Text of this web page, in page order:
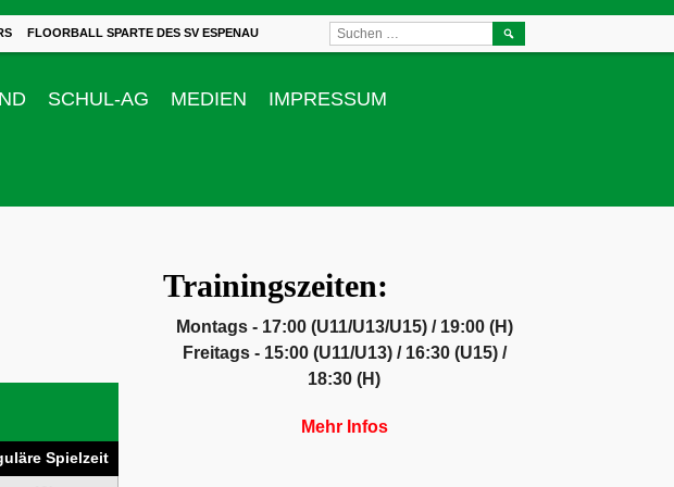
FLOORBALL SPARTE DES SV ESPENAU
SCHUL-AG MEDIEN IMPRESSUM
SUCHEN
Spielzeit
Trainingszeiten:
Montags - 17:00 (U11/U13/U15) / 19:00 (H)
Freitags - 15:00 (U11/U13) / 16:30 (U15) /
18:30 (H)
Mehr Infos